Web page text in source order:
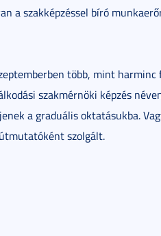
a szakképzéssel bíró
több, mint
szakmérnöki képzés
a graduális oktatásukba.
szolgált.